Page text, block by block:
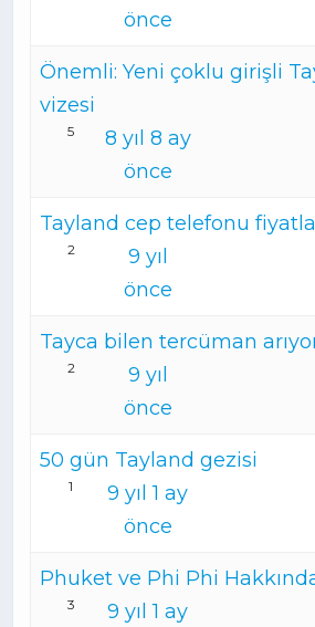
önce
Önemli: Yeni çoklu girişli
vizesi
5
8 yıl 8 ay
önce
Tayland cep telefonu
2
9 yıl
önce
Tayca bilen tercüman
2
9 yıl
önce
50 gün Tayland gezisi
1
9 yıl 1 ay
önce
Phuket ve Phi Phi
3
9 yıl 1 ay